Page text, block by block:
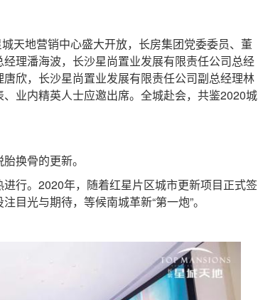
天地营销中心盛大开放，长房集团党委委员、董
理潘海波，长沙星尚置业发展有限责任公司总经
欣，长沙星尚置业发展有限责任公司副总经理林
业内精英人士应邀出席。全城赴会，共鉴2020城
换骨的更新。
行。2020年，随着红星片区城市更新项目正式签
目光与期待，等候南城革新“第一炮”。